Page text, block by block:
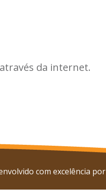
da internet.
com excelência por